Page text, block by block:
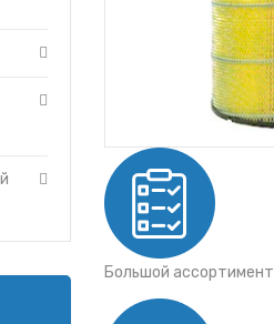
фильтрующие элементы Mann
фильтрующие элементы Iveco
фильтрующие элементы JCB
Большой ассортимент